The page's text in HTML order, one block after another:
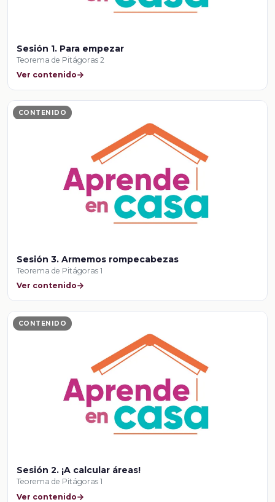
Sesión 1. Para empezar
Teorema de Pitágoras 2
Ver contenido
CONTENIDO
Sesión 3. Armemos rompecabezas
Teorema de Pitágoras 1
Ver contenido
CONTENIDO
Sesión 2. ¡A calcular áreas!
Teorema de Pitágoras 1
Ver contenido